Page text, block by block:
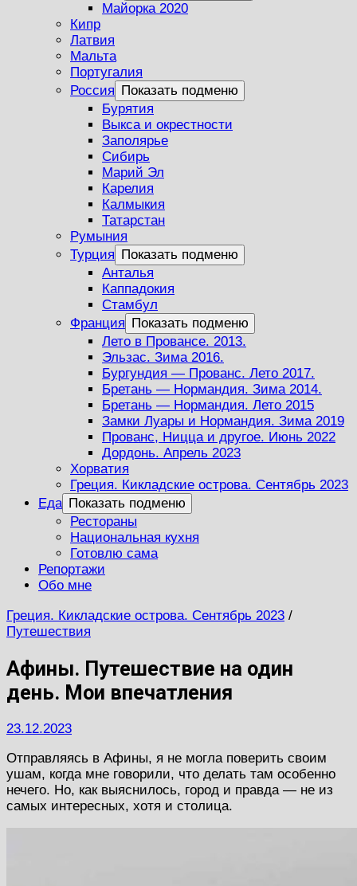
Майорка 2020
Кипр
Латвия
Мальта
Португалия
Россия Показать подменю
Бурятия
Выкса и окрестности
Заполярье
Сибирь
Марий Эл
Карелия
Калмыкия
Татарстан
Румыния
Турция Показать подменю
Анталья
Каппадокия
Стамбул
Франция Показать подменю
Лето в Провансе. 2013.
Эльзас. Зима 2016.
Бургундия — Прованс. Лето 2017.
Бретань — Нормандия. Зима 2014.
Бретань — Нормандия. Лето 2015
Замки Луары и Нормандия. Зима 2019
Прованс, Ницца и другое. Июнь 2022
Дордонь. Апрель 2023
Хорватия
Греция. Кикладские острова. Сентябрь 2023
Еда Показать подменю
Рестораны
Национальная кухня
Готовлю сама
Репортажи
Обо мне
Греция. Кикладские острова. Сентябрь 2023 /
Путешествия
Афины. Путешествие на один
день. Мои впечатления
23.12.2023
Отправляясь в Афины, я не могла поверить своим
ушам, когда мне говорили, что делать там особенно
нечего. Но, как выяснилось, город и правда — не из
самых интересных, хотя и столица.